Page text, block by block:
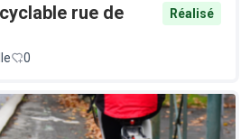
rue de
Réalisé
0